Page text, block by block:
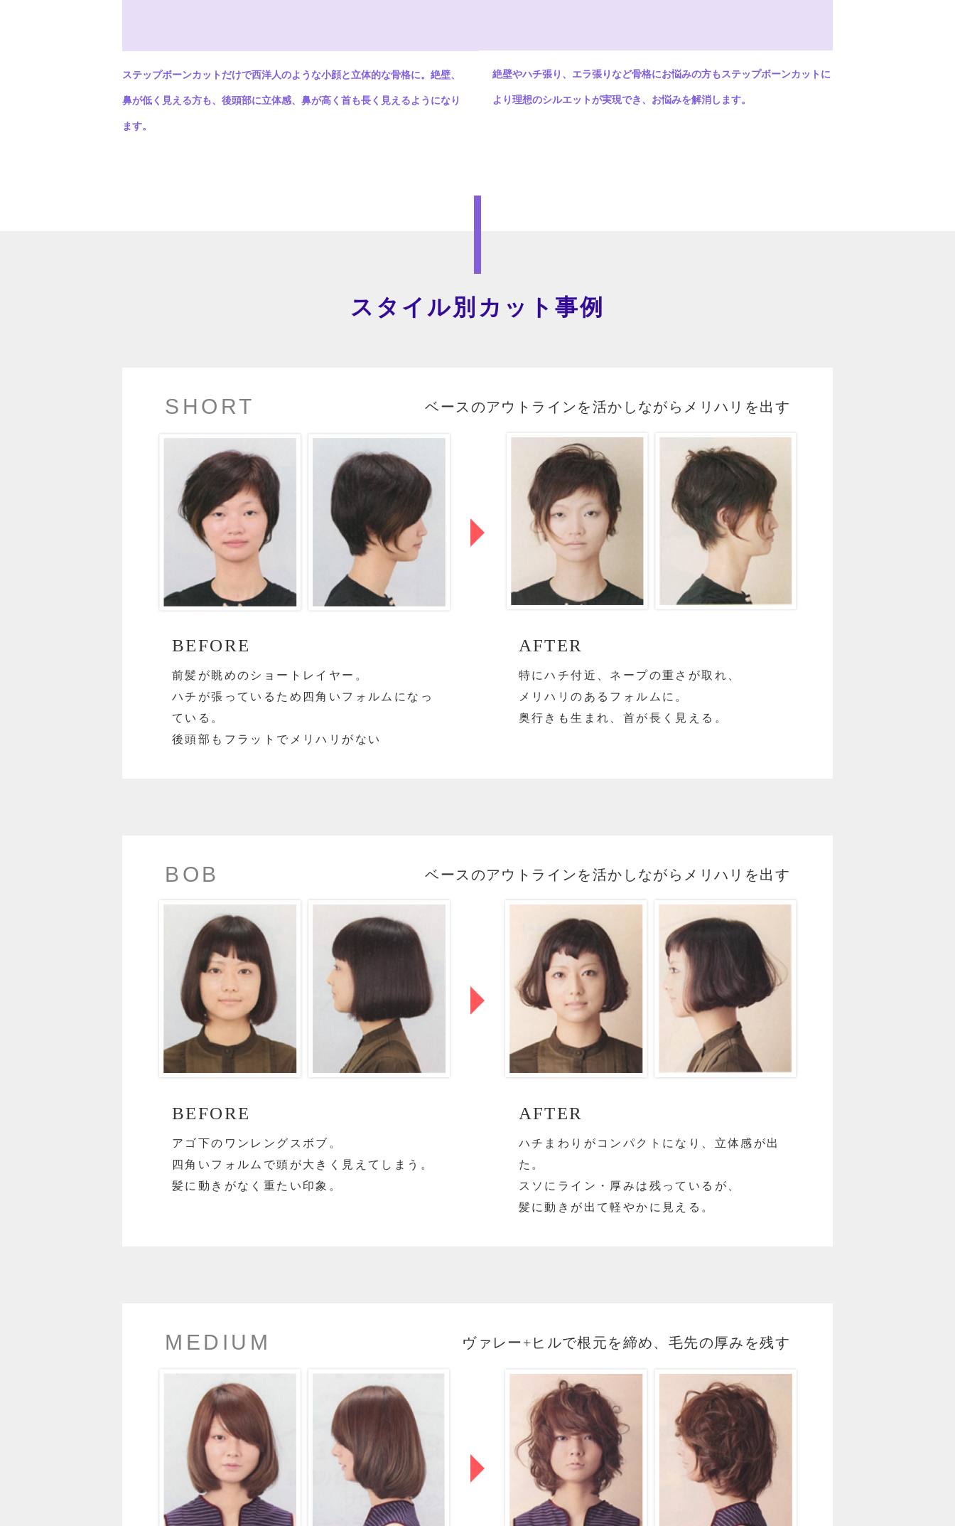
ステップボーンカットだけで西洋人のような小顔と立体的な骨格に。絶壁、
鼻が低く見える方も、後頭部に立体感、鼻が高く首も長く見えるようになり
ます。
絶壁やハチ張り、エラ張りなど骨格にお悩みの方もステップボーンカットに
より理想のシルエットが実現でき、お悩みを解消します。
スタイル別カット事例
SHORT ベースのアウトラインを活かしながらメリハリを出す
BEFORE
前髪が眺めのショートレイヤー。
ハチが張っているため四角いフォルムになっ
ている。
後頭部もフラットでメリハリがない
AFTER
特にハチ付近、ネープの重さが取れ、
メリハリのあるフォルムに。
奥行きも生まれ、首が長く見える。
BOB ベースのアウトラインを活かしながらメリハリを出す
BEFORE
アゴ下のワンレングスボブ。
四角いフォルムで頭が大きく見えてしまう。
髪に動きがなく重たい印象。
AFTER
ハチまわりがコンパクトになり、立体感が出
た。
スソにライン・厚みは残っているが、
髪に動きが出て軽やかに見える。
MEDIUM ヴァレー+ヒルで根元を締め、毛先の厚みを残す